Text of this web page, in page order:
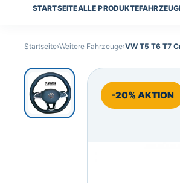
STARTSEITEALLE PRODUKTE
Startseite›Weitere Fahrzeuge›VW T5 T6 T7
-20% AKTION